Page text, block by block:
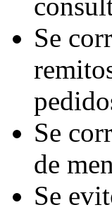
Se
Se
de
Se